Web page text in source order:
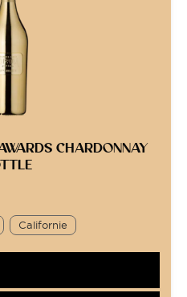
CHARDONNAY
Californie